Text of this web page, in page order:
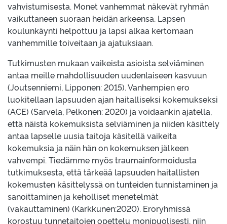
vahvistumisesta. Monet vanhemmat näkevät ryhmän
vaikuttaneen suoraan heidän arkeensa. Lapsen
koulunkäynti helpottuu ja lapsi alkaa kertomaan
vanhemmille toiveitaan ja ajatuksiaan.
Tutkimusten mukaan vaikeista asioista selviäminen
antaa meille mahdollisuuden uudenlaiseen kasvuun
(Joutsenniemi, Lipponen: 2015). Vanhempien ero
luokitellaan lapsuuden ajan haitalliseksi kokemukseksi
(ACE) (Sarvela, Pelkonen: 2020) ja voidaankin ajatella,
että näistä kokemuksista selviäminen ja niiden käsittely
antaa lapselle uusia taitoja käsitellä vaikeita
kokemuksia ja näin hän on kokemuksen jälkeen
vahvempi. Tiedämme myös traumainformoidusta
tutkimuksesta, että tärkeää lapsuuden haitallisten
kokemusten käsittelyssä on tunteiden tunnistaminen ja
sanoittaminen ja keholliset menetelmät
(vakauttaminen) (Karkkunen:2020). Eroryhmissä
korostuu tunnetaitojen opettelu monipuolisesti, niin